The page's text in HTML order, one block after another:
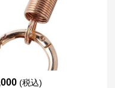
(税込)